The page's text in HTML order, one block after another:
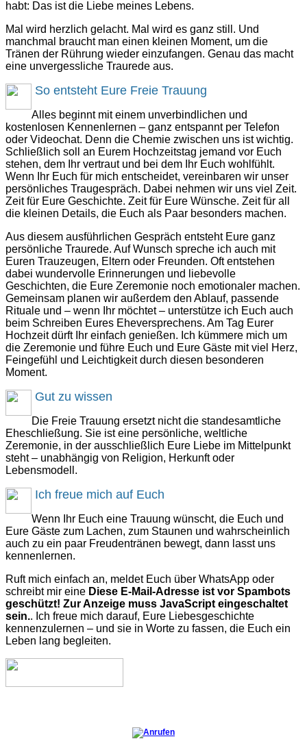
habt: Das ist die Liebe meines Lebens.
Mal wird herzlich gelacht. Mal wird es ganz still. Und
manchmal braucht man einen kleinen Moment, um die
Tränen der Rührung wieder einzufangen. Genau das macht
eine unvergessliche Traurede aus.
So entsteht Eure Freie Trauung
Alles beginnt mit einem unverbindlichen und
kostenlosen Kennenlernen – ganz entspannt per Telefon
oder Videochat. Denn die Chemie zwischen uns ist wichtig.
Schließlich soll an Eurem Hochzeitstag jemand vor Euch
stehen, dem Ihr vertraut und bei dem Ihr Euch wohlfühlt.
Wenn Ihr Euch für mich entscheidet, vereinbaren wir unser
persönliches Traugespräch. Dabei nehmen wir uns viel Zeit.
Zeit für Eure Geschichte. Zeit für Eure Wünsche. Zeit für all
die kleinen Details, die Euch als Paar besonders machen.
Aus diesem ausführlichen Gespräch entsteht Eure ganz
persönliche Traurede. Auf Wunsch spreche ich auch mit
Euren Trauzeugen, Eltern oder Freunden. Oft entstehen
dabei wundervolle Erinnerungen und liebevolle
Geschichten, die Eure Zeremonie noch emotionaler machen.
Gemeinsam planen wir außerdem den Ablauf, passende
Rituale und – wenn Ihr möchtet – unterstütze ich Euch auch
beim Schreiben Eures Eheversprechens. Am Tag Eurer
Hochzeit dürft Ihr einfach genießen. Ich kümmere mich um
die Zeremonie und führe Euch und Eure Gäste mit viel Herz,
Feingefühl und Leichtigkeit durch diesen besonderen
Moment.
Gut zu wissen
Die Freie Trauung ersetzt nicht die standesamtliche
Eheschließung. Sie ist eine persönliche, weltliche
Zeremonie, in der ausschließlich Eure Liebe im Mittelpunkt
steht – unabhängig von Religion, Herkunft oder
Lebensmodell.
Ich freue mich auf Euch
Wenn Ihr Euch eine Trauung wünscht, die Euch und
Eure Gäste zum Lachen, zum Staunen und wahrscheinlich
auch zu ein paar Freudentränen bewegt, dann lasst uns
kennenlernen.
Ruft mich einfach an, meldet Euch über WhatsApp oder
schreibt mir eine Diese E-Mail-Adresse ist vor Spambots
geschützt! Zur Anzeige muss JavaScript eingeschaltet
sein.. Ich freue mich darauf, Eure Liebesgeschichte
kennenzulernen – und sie in Worte zu fassen, die Euch ein
Leben lang begleiten.